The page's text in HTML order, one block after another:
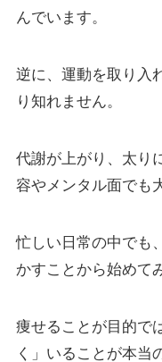
んでいます。
逆に、運動を取り入
り知れません。
代謝が上がり、太り
容やメンタル面でも
忙しい日常の中でも
かすことから始めて
痩せることが目的で
く」いることが本当